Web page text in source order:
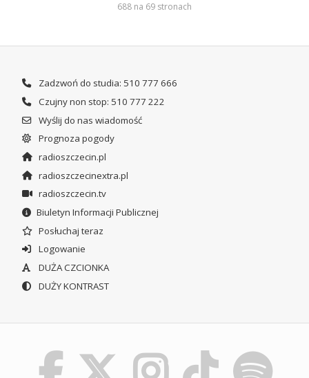
688 na 69 stronach
Zadzwoń do studia: 510 777 666
Czujny non stop: 510 777 222
Wyślij do nas wiadomość
Prognoza pogody
radioszczecin.pl
radioszczecinextra.pl
radioszczecin.tv
Biuletyn Informacji Publicznej
Posłuchaj teraz
Logowanie
DUŻA CZCIONKA
DUŻY KONTRAST